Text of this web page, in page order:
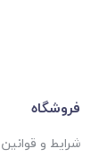
فروشگاه
شرایط و قوانین